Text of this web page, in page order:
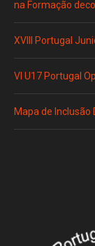
na Formação
XVIII Portugal
VI U17 Portugal
Mapa de Inclusão